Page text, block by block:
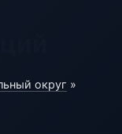
округ »